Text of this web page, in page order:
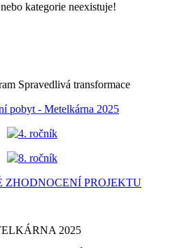
kategorie neexistuje!
Spravedlivá transformace
pobyt - Metelkárna 2025
4. ročník
8. ročník
ZHODNOCENÍ PROJEKTU
2025